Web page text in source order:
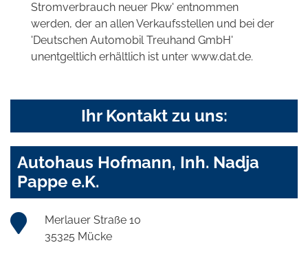
Stromverbrauch neuer Pkw' entnommen
werden, der an allen Verkaufsstellen und bei der
'Deutschen Automobil Treuhand GmbH'
unentgeltlich erhältlich ist unter www.dat.de.
Ihr Kontakt zu uns:
Autohaus Hofmann, Inh. Nadja
Pappe e.K.
Merlauer Straße 10
35325 Mücke